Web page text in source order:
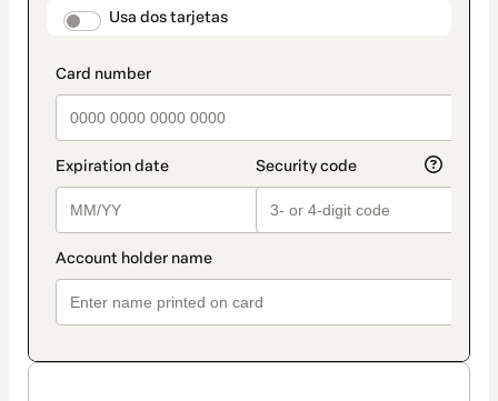
payment_data.section_title_v2
Usa dos tarjetas
seleccionado